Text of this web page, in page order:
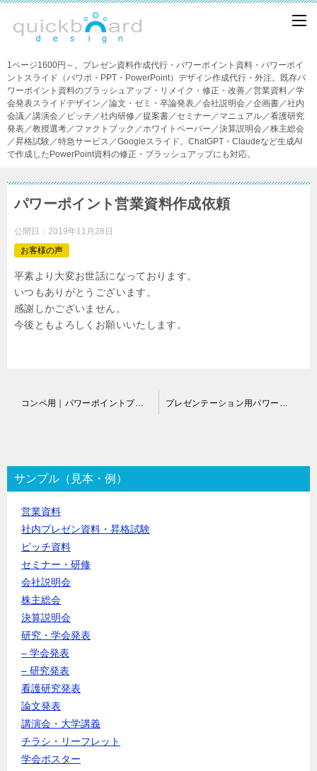
1ページ1600円～。プレゼン資料作成代行・パワーポイント資料・パワーポイ
ントスライド（パワポ・PPT・PowerPoint）デザイン作成代行・外注。既存パ
ワーポイント資料のブラッシュアップ・リメイク・修正・改善／営業資料／学
会発表スライドデザイン／論文・ゼミ・卒論発表／会社説明会／企画書／社内
会議／講演会／ピッチ／社内研修／提案書／セミナー／マニュアル／看護研究
発表／教授選考／ファクトブック／ホワイトペーパー／決算説明会／株主総会
／昇格試験／特急サービス／Googleスライド。ChatGPT・Claudeなど生成AI
で作成したPowerPoint資料の修正・ブラッシュアップにも対応。
パワーポイント営業資料作成依頼
公開日： 2019年11月28日
お客様の声
平素より大変お世話になっております。
いつもありがとうございます。
感謝しかございません。
今後ともよろしくお願いいたします。
ゲ
ー
シ
コンペ用｜パワーポイントプレゼンデザイン 依頼
サンプル（見本・例）
営業資料
社内プレゼン資料・昇格試験
ピッチ資料
セミナー・研修
会社説明会
株主総会
決算説明会
研究・学会発表
– 学会発表
– 研究発表
看護研究発表
論文発表
講演会・大学講義
チラシ・リーフレット
学会ポスター